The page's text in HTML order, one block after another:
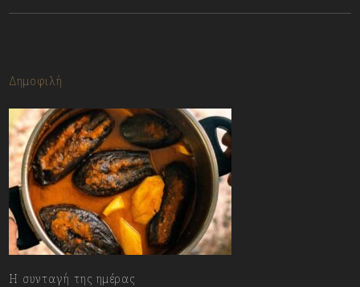
Δημοφιλή
Η συνταγή της ημέρας